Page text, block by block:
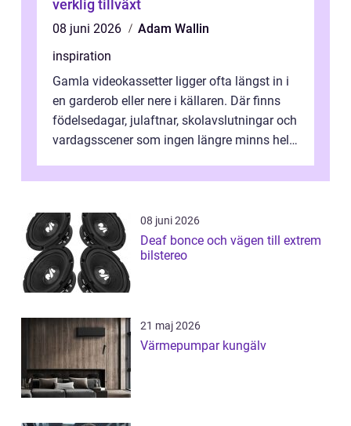
verklig tillväxt
08 juni 2026
Adam Wallin
inspiration
Gamla videokassetter ligger ofta längst in i
en garderob eller nere i källaren. Där finns
födelsedagar, julaftnar, skolavslutningar och
vardagsscener som ingen längre minns helt.
08 juni 2026
Deaf bonce och vägen till extrem
bilstereo
21 maj 2026
Värmepumpar kungälv